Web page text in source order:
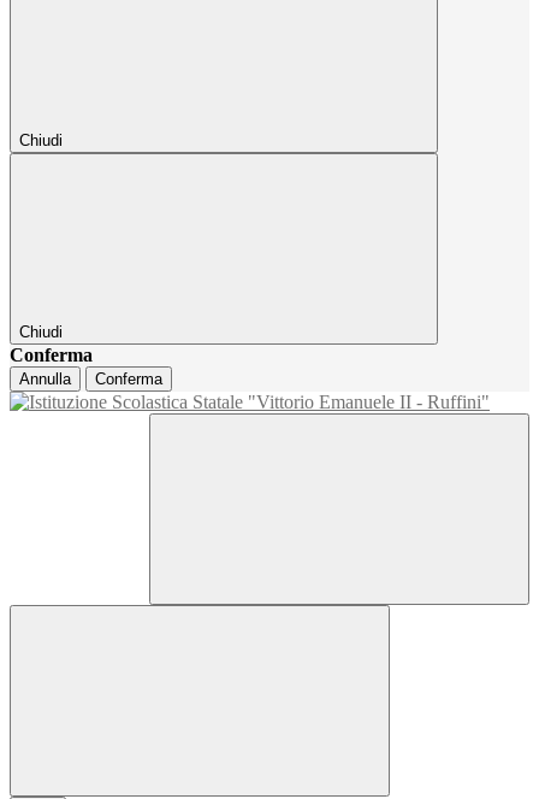
Chiudi
Chiudi
Conferma
Annulla Conferma